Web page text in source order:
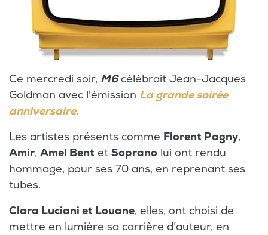
Ce mercredi soir, M6célébrait Jean-Jacques
Goldman avec l'émission La grande soirée
anniversaire.
Les artistes présents comme Florent Pagny,
Amir, Amel Bent et Soprano lui ont rendu
hommage, pour ses 70 ans, en reprenant ses
tubes.
Clara Luciani et Louane, elles, ont choisi de
mettre en lumière sa carrière d’auteur, en